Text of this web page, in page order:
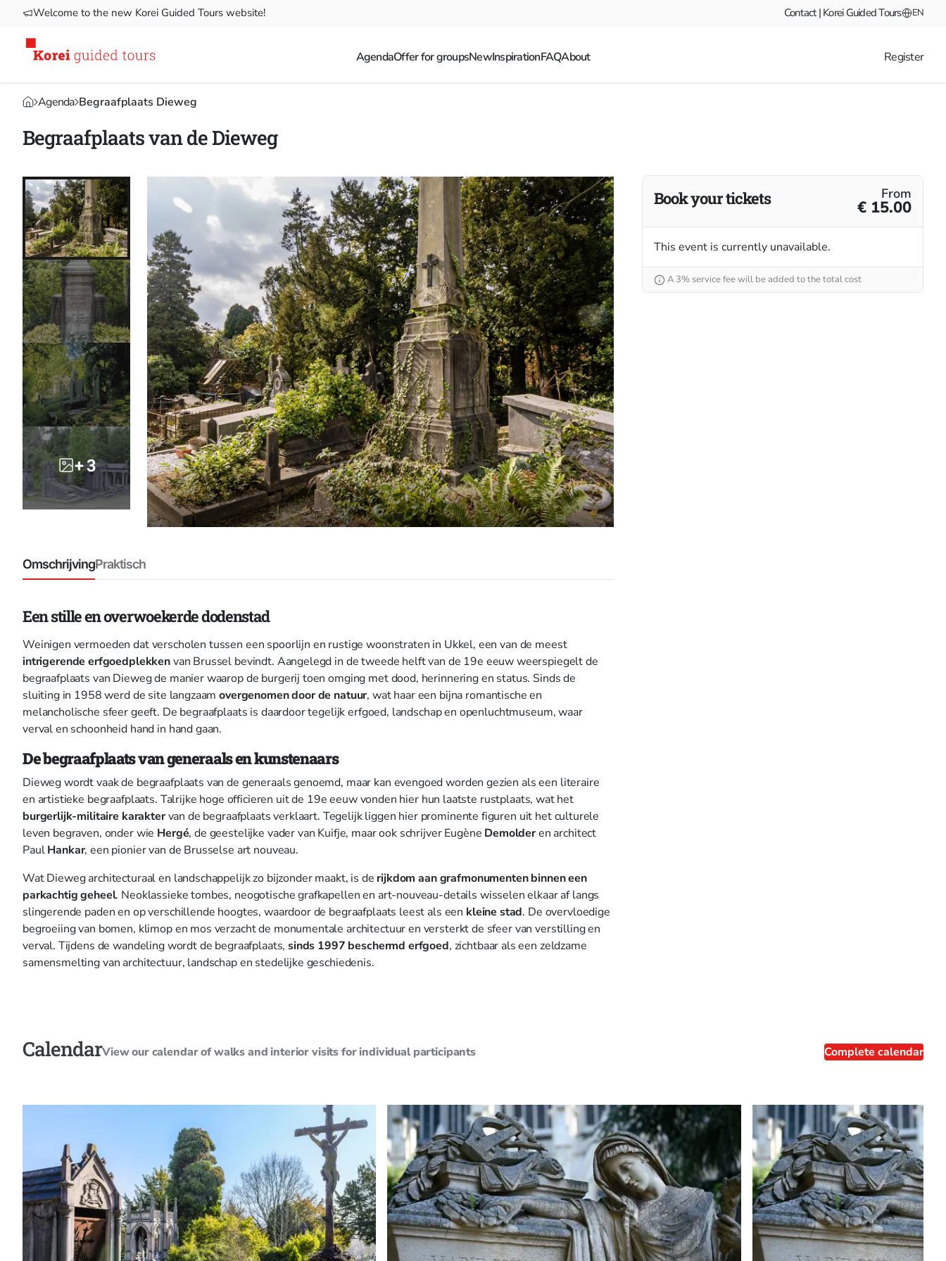
Welcome to the new Korei Guided Tours website! Contact | Korei Guided Tours EN
AgendaOffer for groupsNewInspirationFAQAbout Register
Agenda Begraafplaats Dieweg
Begraafplaats van de Dieweg
+ 3
OmschrijvingPraktisch
Een stille en overwoekerde dodenstad
Weinigen vermoeden dat verscholen tussen een spoorlijn en rustige woonstraten in Ukkel, een van de meest
intrigerende erfgoedplekkenvan Brussel bevindt. Aangelegd in de tweede helft van de 19e eeuw weerspiegelt de
begraafplaats van Dieweg de manier waarop de burgerij toen omging met dood, herinnering en status. Sinds de
sluiting in 1958 werd de site langzaam overgenomen door de natuur, wat haar een bijna romantische en
melancholische sfeer geeft. De begraafplaats is daardoor tegelijk erfgoed, landschap en openluchtmuseum, waar
verval en schoonheid hand in hand gaan.
De begraafplaats van generaals en kunstenaars
Dieweg wordt vaak de begraafplaats van de generaals genoemd, maar kan evengoed worden gezien als een literaire
en artistieke begraafplaats. Talrijke hoge officieren uit de 19e eeuw vonden hier hun laatste rustplaats, wat het
burgerlijk-militaire karaktervan de begraafplaats verklaart. Tegelijk liggen hier prominente figuren uit het culturele
leven begraven, onder wie Hergé, de geestelijke vader van Kuifje, maar ook schrijver Eugène Demolderen architect
PaulHankar, een pionier van de Brusselse art nouveau.
Wat Dieweg architecturaal en landschappelijk zo bijzonder maakt, is de rijkdom aan grafmonumenten binnen een
parkachtig geheel. Neoklassieke tombes, neogotische grafkapellen en art-nouveau-details wisselen elkaar af langs
slingerende paden en op verschillende hoogtes, waardoor de begraafplaats leest als een kleine stad. De overvloedige
begroeiing van bomen, klimop en mos verzacht de monumentale architectuur en versterkt de sfeer van verstilling en
verval. Tijdens de wandeling wordt de begraafplaats,sinds 1997 beschermd erfgoed, zichtbaar als een zeldzame
samensmelting van architectuur, landschap en stedelijke geschiedenis.
Book your tickets From
€ 15.00
This event is currently unavailable.
A 3% service fee will be added to the total cost
CalendarView our calendar of walks and interior visits for individual participants Complete calendar